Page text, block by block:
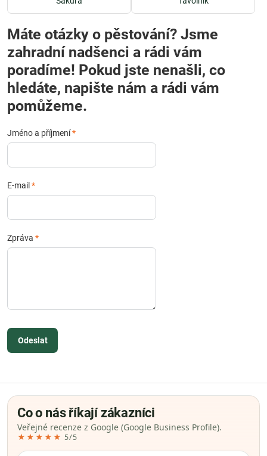
Máte otázky o pěstování? Jsme
zahradní nadšenci a rádi vám
poradíme! Pokud jste nenašli, co
hledáte, napište nám a rádi vám
pomůžeme.
Jméno a příjmení*
E-mail *
Zpráva *
Odeslat
Co o nás říkají zákazníci
Veřejné recenze z Google (Google Business Profile).
★★★★★ 5/5